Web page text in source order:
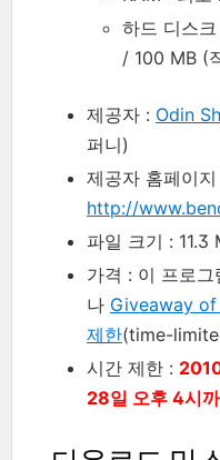
하드 디스
/ 100 MB (
제공자 : Odin
퍼니)
제공자 홈페이지
http://
파일 크기 : 11.3
가격 : 이 프로
나 Giveaway
제한(time-
시간 제한 :
28일 오후 4시